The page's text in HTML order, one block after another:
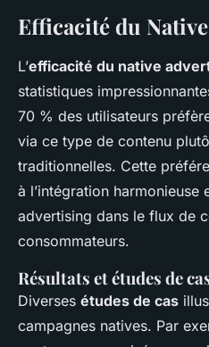
Efficacité du
L’efficacité du native
statistiques
70 % des utilisateurs
via ce type de contenu
traditionnelles. Cette
à l’intégration
advertising dans le flux de
consommateurs.
Résultats et études de
Diverses études de cas
campagnes natives. Par